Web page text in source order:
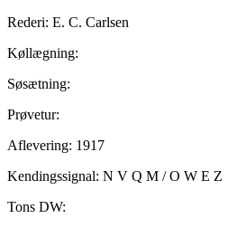
Rederi: E. C. Carlsen
Køllægning:
Søsætning:
Prøvetur:
Aflevering: 1917
Kendingssignal: N V Q M / O W E Z
Tons DW: